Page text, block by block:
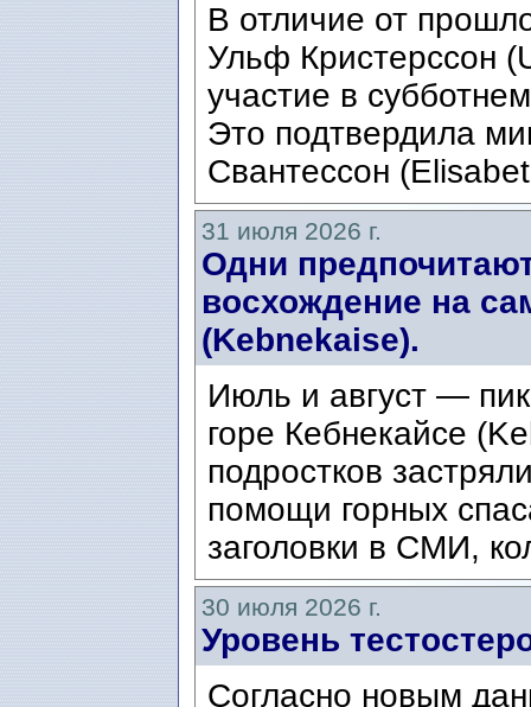
В отличие от
Ульф Кристерссон
участие в
Это подтвердила
Свантессон
31 июля 2026 г.
Одни
восхождение на
(Kebnekaise).
Июль и август — пик
горе Кебнекайсе
подростков
помощи горных
заголовки в СМИ,
30 июля 2026 г.
Уровень
Согласно новым